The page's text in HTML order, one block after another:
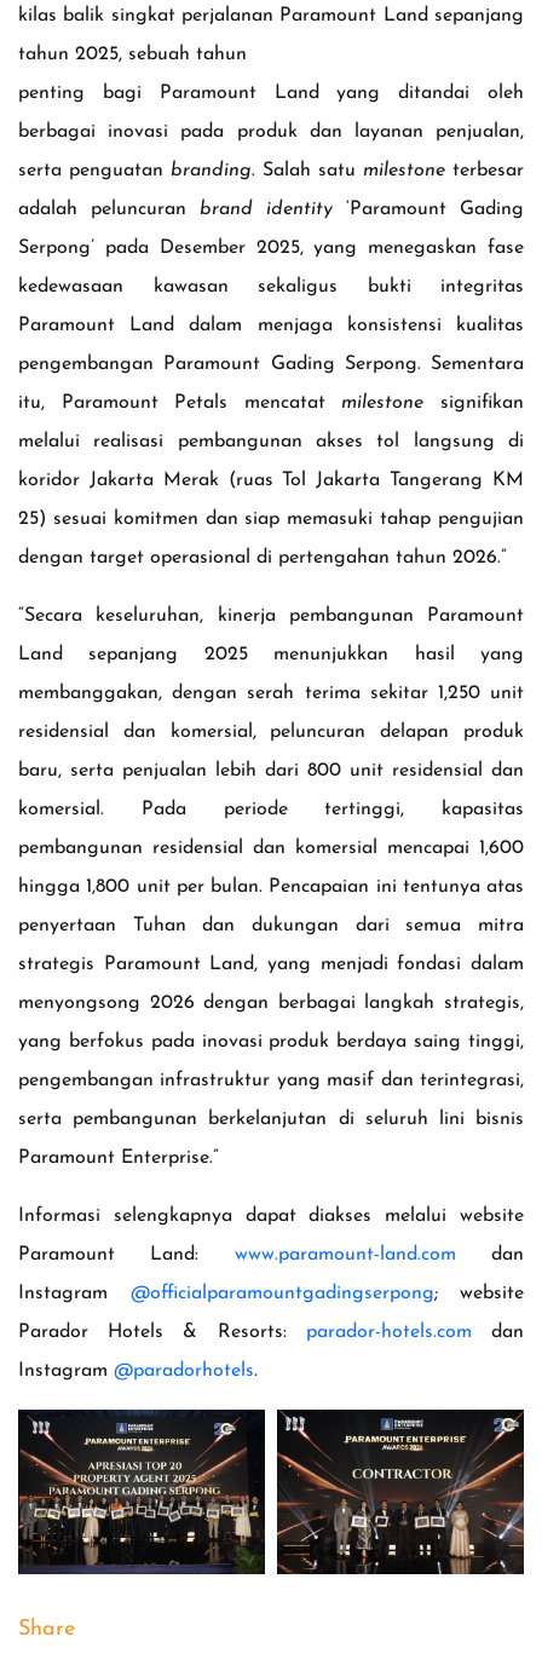
Share
kilas balik singkat perjalanan Paramount Land sepanjang
tahun 2025, sebuah tahun
penting bagi Paramount Land yang ditandai oleh
berbagai inovasi pada produk dan layanan penjualan,
serta penguatan branding. Salah satu milestone terbesar
adalah peluncuran brand identity ‘Paramount Gading
Serpong’ pada Desember 2025, yang menegaskan fase
kedewasaan kawasan sekaligus bukti integritas
Paramount Land dalam menjaga konsistensi kualitas
pengembangan Paramount Gading Serpong. Sementara
itu, Paramount Petals mencatat milestone signifikan
melalui realisasi pembangunan akses tol langsung di
koridor Jakarta Merak (ruas Tol Jakarta Tangerang KM
25) sesuai komitmen dan siap memasuki tahap pengujian
dengan target operasional di pertengahan tahun 2026.”
“Secara keseluruhan, kinerja pembangunan Paramount
Land sepanjang 2025 menunjukkan hasil yang
membanggakan, dengan serah terima sekitar 1,250 unit
residensial dan komersial, peluncuran delapan produk
baru, serta penjualan lebih dari 800 unit residensial dan
komersial. Pada periode tertinggi, kapasitas
pembangunan residensial dan komersial mencapai 1,600
hingga 1,800 unit per bulan. Pencapaian ini tentunya atas
penyertaan Tuhan dan dukungan dari semua mitra
strategis Paramount Land, yang menjadi fondasi dalam
menyongsong 2026 dengan berbagai langkah strategis,
yang berfokus pada inovasi produk berdaya saing tinggi,
pengembangan infrastruktur yang masif dan terintegrasi,
serta pembangunan berkelanjutan di seluruh lini bisnis
Paramount Enterprise.”
Informasi selengkapnya dapat diakses melalui website
Paramount Land: www.paramount-land.com dan
Instagram @officialparamountgadingserpong; website
Parador Hotels & Resorts: parador-hotels.com dan
Instagram @paradorhotels.